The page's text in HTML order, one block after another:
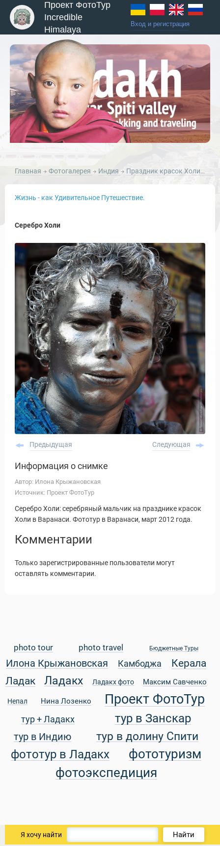
и Туры
Туры
Проект ФотоТур
Incredible
Himalaya
Вход и регистрация
Главная Фотогалерея Индия Праздник красок Холи в лицах Варанаси
Жизнь - как Удивительное Путешествие.
Серебро Холи
Предыдущая Следующая
Информация о снимке
Автор: Илона Крыжановская
Источник: Проект ФотоТур
Серебро Холи: серебряный мальчик на празднике красок
Холи в Варанаси. Фототур в Варанаси, март 2012 года.
Комментарии
Только зарегистрированные пользователи могут
оставлять комментарии.
photo tour photo travel Бюджетные Туры
Илона Крыжановская Камбоджа
Керала
Ладак
Ладакх Ладакх фото Максим Савченко
Непал Нина Лозенко Проект ФотоТур
тур + Ладакх тур в Занскар
тур в Индию тур в долину Спити
фототур в Ладакх
фототуризм
фотоэкспедиция
Я хочу найти Найти